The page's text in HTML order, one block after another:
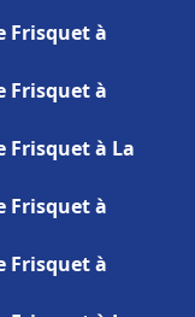
Frisquet à
Frisquet à
à La
Frisquet à
Frisquet à